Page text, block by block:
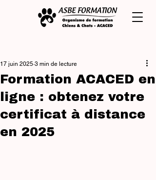
Formation ACACED en
ligne : obtenez votre
certificat à distance
en 2025
17 juin 2025 3 min de lecture